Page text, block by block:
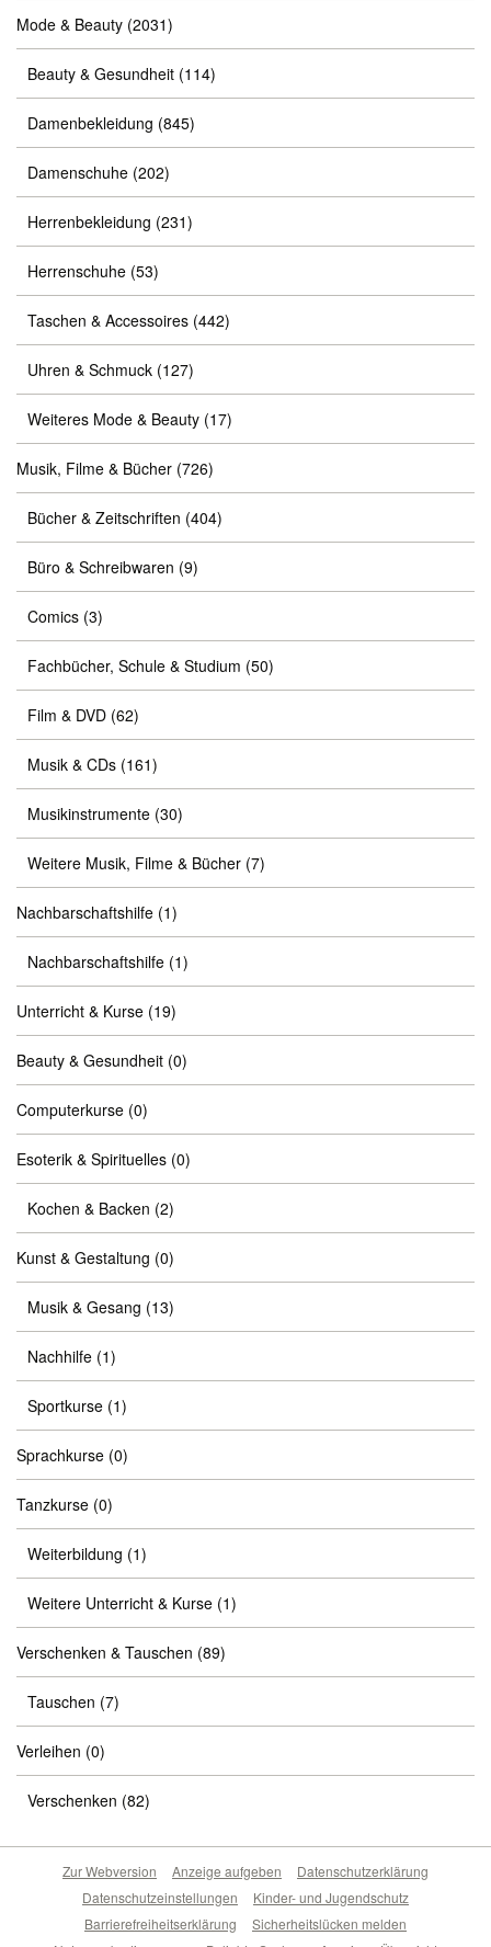
Mode & Beauty (2031)
Beauty & Gesundheit (114)
Damenbekleidung (845)
Damenschuhe (202)
Herrenbekleidung (231)
Herrenschuhe (53)
Taschen & Accessoires (442)
Uhren & Schmuck (127)
Weiteres Mode & Beauty (17)
Musik, Filme & Bücher (726)
Bücher & Zeitschriften (404)
Büro & Schreibwaren (9)
Comics (3)
Fachbücher, Schule & Studium (50)
Film & DVD (62)
Musik & CDs (161)
Musikinstrumente (30)
Weitere Musik, Filme & Bücher (7)
Nachbarschaftshilfe (1)
Nachbarschaftshilfe (1)
Unterricht & Kurse (19)
Beauty & Gesundheit (0)
Computerkurse (0)
Esoterik & Spirituelles (0)
Kochen & Backen (2)
Kunst & Gestaltung (0)
Musik & Gesang (13)
Nachhilfe (1)
Sportkurse (1)
Sprachkurse (0)
Tanzkurse (0)
Weiterbildung (1)
Weitere Unterricht & Kurse (1)
Verschenken & Tauschen (89)
Tauschen (7)
Verleihen (0)
Verschenken (82)
Zur Webversion Anzeige aufgeben
Datenschutzerklärung
Datenschutzeinstellungen
Kinder- und Jugendschutz
Barrierefreiheitserklärung
Sicherheitslücken melden